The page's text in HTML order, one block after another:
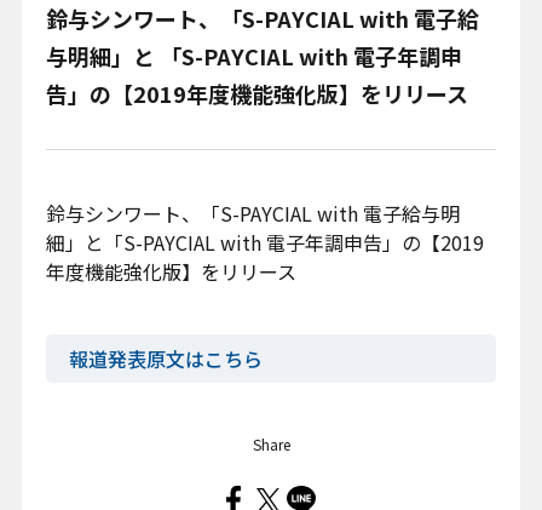
サステナビリティ
IR情報
採用情報
お問い合わせ
鈴与シンワート、「S-PAYCIAL with 電子給
与明細」と 「S-PAYCIAL with 電子年調申
告」の【2019年度機能強化版】をリリース
鈴与シンワート、「S-PAYCIAL with 電子給与明
細」と「S-PAYCIAL with 電子年調申告」の【2019
年度機能強化版】をリリース
報道発表原文はこちら
Share